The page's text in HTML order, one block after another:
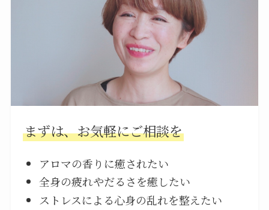
まずは、お気軽にご相談を
アロマの香りに癒されたい
全身の疲れやだるさを癒したい
ストレスによる心身の乱れを整えたい